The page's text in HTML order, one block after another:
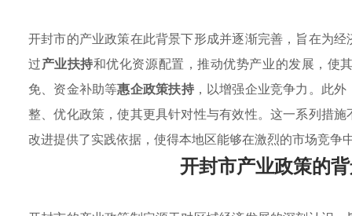
开封市的产业政策在此背景下形成并逐渐完善，旨在为
过产业扶持和优化资源配置，推动优势产业的发展，使
免、资金补助等惠企政策扶持，以增强企业竞争力。此
整、优化政策，使其更具针对性与有效性。这一系列措
改进提供了实践依据，使得本地区能够在激烈的市场竞争
开封市产业政策的